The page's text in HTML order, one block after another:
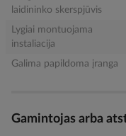
laidininko skerspjūvis
Lygiai montuojama
instaliacija
Galima papildoma įranga
Gamintojas arba